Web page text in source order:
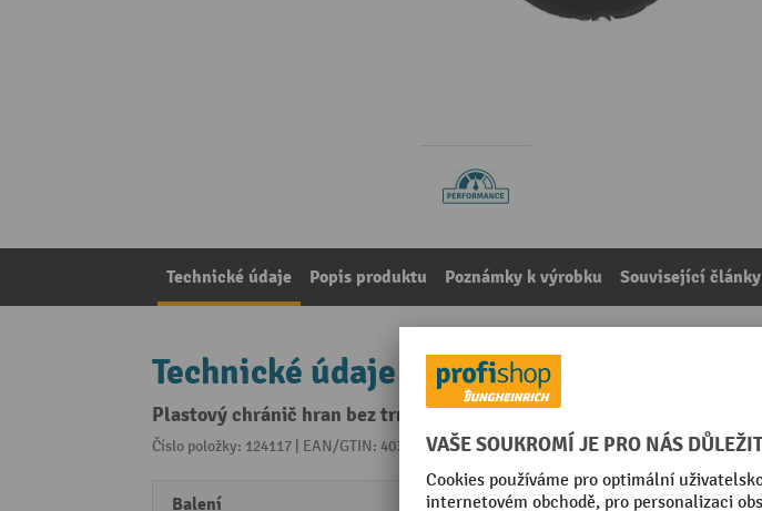
Technické údaje Popis produktu Poznámky k výrobku Související články
Technické údaje
Plastový chránič hran bez trnu, pro šířku pásky až 20 mm
Číslo položky: 124117 | EAN/GTIN: 4030198177341Z kategorie:Ochrana rohů a hran
Balení 2000 Stk